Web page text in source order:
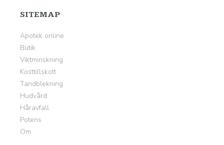
SITEMAP
Apotek online
Butik
Viktminskning
Kosttillskott
Tandblekning
Hudvård
Håravfall
Potens
Om